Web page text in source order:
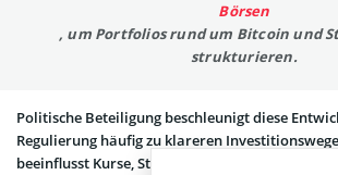
Börsen
, um Portfolios rund um Bitcoin und
strukturieren.
Politische Beteiligung beschleunigt diese
Regulierung häufig zu klareren
beeinflusst Kurse, Stimmung beeinflusst